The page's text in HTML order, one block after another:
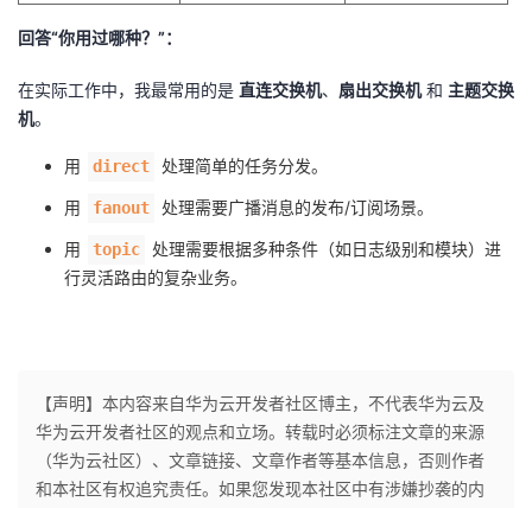
回答“你用过哪种？”：
在实际工作中，我最常用的是 直连交换机、 扇出交换机 和 主题交换
机。
用 direct 处理简单的任务分发。
用 fanout 处理需要广播消息的发布/订阅场景。
用 topic
处理需要根据多种条件（如日志级别和模块）进
行灵活路由的复杂业务。
【声明】本内容来自华为云开发者社区博主，不代表华为云及
华为云开发者社区的观点和立场。转载时必须标注文章的来源
（华为云社区）、文章链接、文章作者等基本信息，否则作者
和本社区有权追究责任。如果您发现本社区中有涉嫌抄袭的内